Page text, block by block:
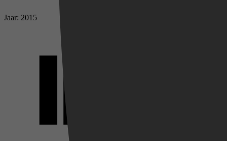
Jaar: 2015